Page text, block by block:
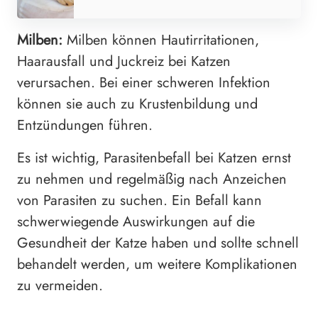
Milben: Milben können Hautirritationen,
Haarausfall und Juckreiz bei Katzen
verursachen. Bei einer schweren Infektion
können sie auch zu Krustenbildung und
Entzündungen führen.
Es ist wichtig, Parasitenbefall bei Katzen ernst
zu nehmen und regelmäßig nach Anzeichen
von Parasiten zu suchen. Ein Befall kann
schwerwiegende Auswirkungen auf die
Gesundheit der Katze haben und sollte schnell
behandelt werden, um weitere Komplikationen
zu vermeiden.